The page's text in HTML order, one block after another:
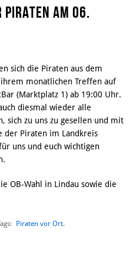
am 06.
sich die Piraten aus dem
ihrem monatlichen Treffen auf
(Marktplatz 1) ab 19:00 Uhr.
diesmal wieder alle
sich zu uns zu gesellen und mit
der Piraten im Landkreis
uns und euch wichtigen
OB-Wahl in Lindau sowie die
Piraten vor Ort.